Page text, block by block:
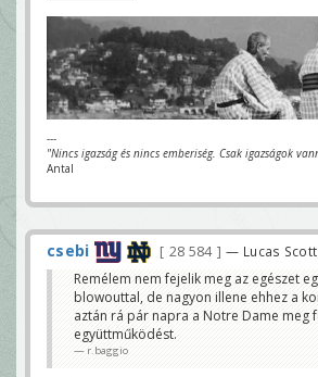
---
"Nincs igazság és nincs emberiség. Csak igazságok
Antal
csebi 28 584 — Lucas Scott
Remélem nem fejelik meg az egészet
blowouttal, de nagyon illene ehhez a
aztán rá pár napra a Notre Dame meg
együttműködést.
r.baggio